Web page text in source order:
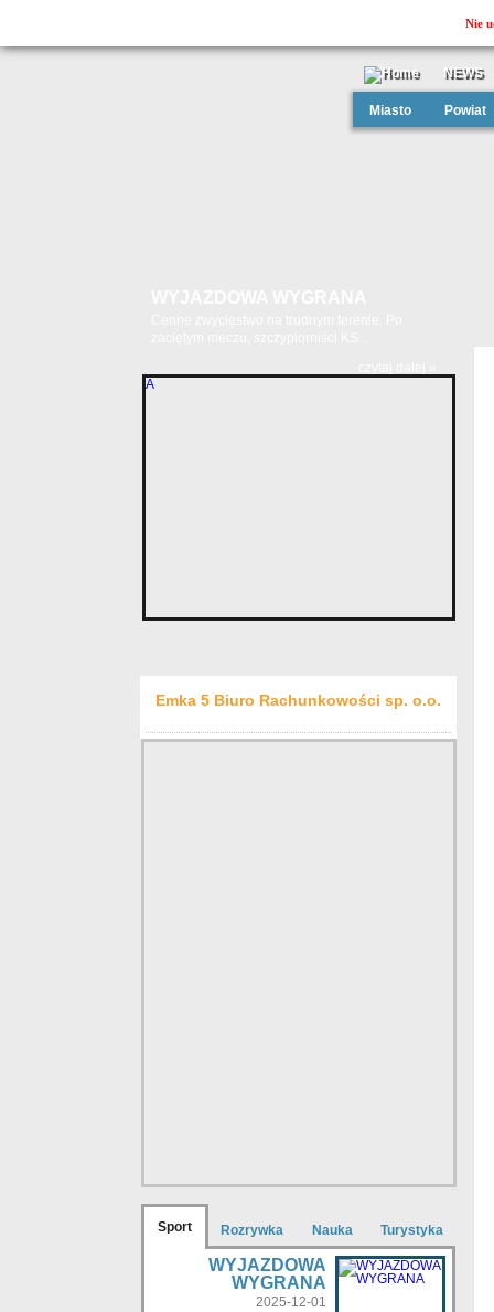
NEWS
Miasto Powiat
Emka 5 Biuro Rachunkowości sp. o.o.
Sport Rozrywka Nauka Turystyka
WYJAZDOWA
WYGRANA
2025-12-01
Nie